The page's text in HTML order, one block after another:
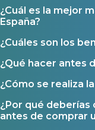
¿Cuál es la mejor
España?
¿Cuáles son los
¿Qué hacer antes
¿Cómo se realiza
¿Por qué
antes de comprar